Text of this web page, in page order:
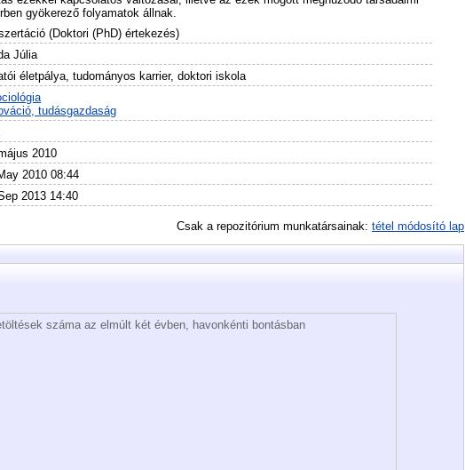
gyökerező folyamatok állnak.
(Doktori (PhD) értekezés)
Júlia
életpálya, tudományos karrier, doktori iskola
tudásgazdaság
2010
2010 08:44
2013 14:40
Csak a repozitórium munkatársainak: tétel módosító lap
száma az elmúlt két évben, havonkénti bontásban